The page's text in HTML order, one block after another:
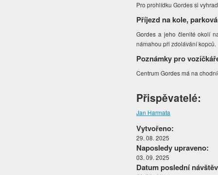
Pro prohlídku Gordes si
Příjezd na kole,
Gordes a jeho členité okolí
námahou při zdolávání kopců.
Poznámky pro
Centrum Gordes má na
Přispěvatelé:
Jan Harmata
Vytvořeno:
29. 08. 2025
Naposledy upraveno:
03. 09. 2025
Datum poslední